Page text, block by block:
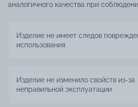
аналогичного качества при
Изделие не имеет следов
использования
Изделие не изменило свойств из-за
неправильной эксплуатации